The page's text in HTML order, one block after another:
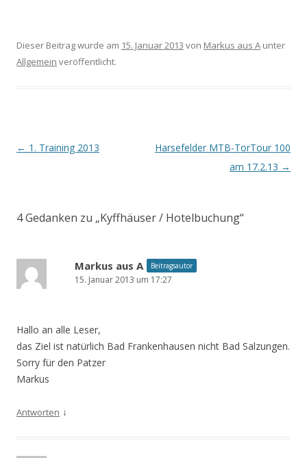
Dieser Beitrag wurde am 15. Januar 2013 von Markus aus A unter
Allgemein veröffentlicht.
Beitrags-
← 1. Training 2013
Harsefelder MTB-TorTour 100
am 17.2.13 →
4 Gedanken zu „Kyffhäuser / Hotelbuchung“
Markus aus A Beitragsautor
15. Januar 2013 um 17:27
Hallo an alle Leser,
das Ziel ist natürlich Bad Frankenhausen nicht Bad Salzungen.
Sorry für den Patzer
Markus
Antworten ↓